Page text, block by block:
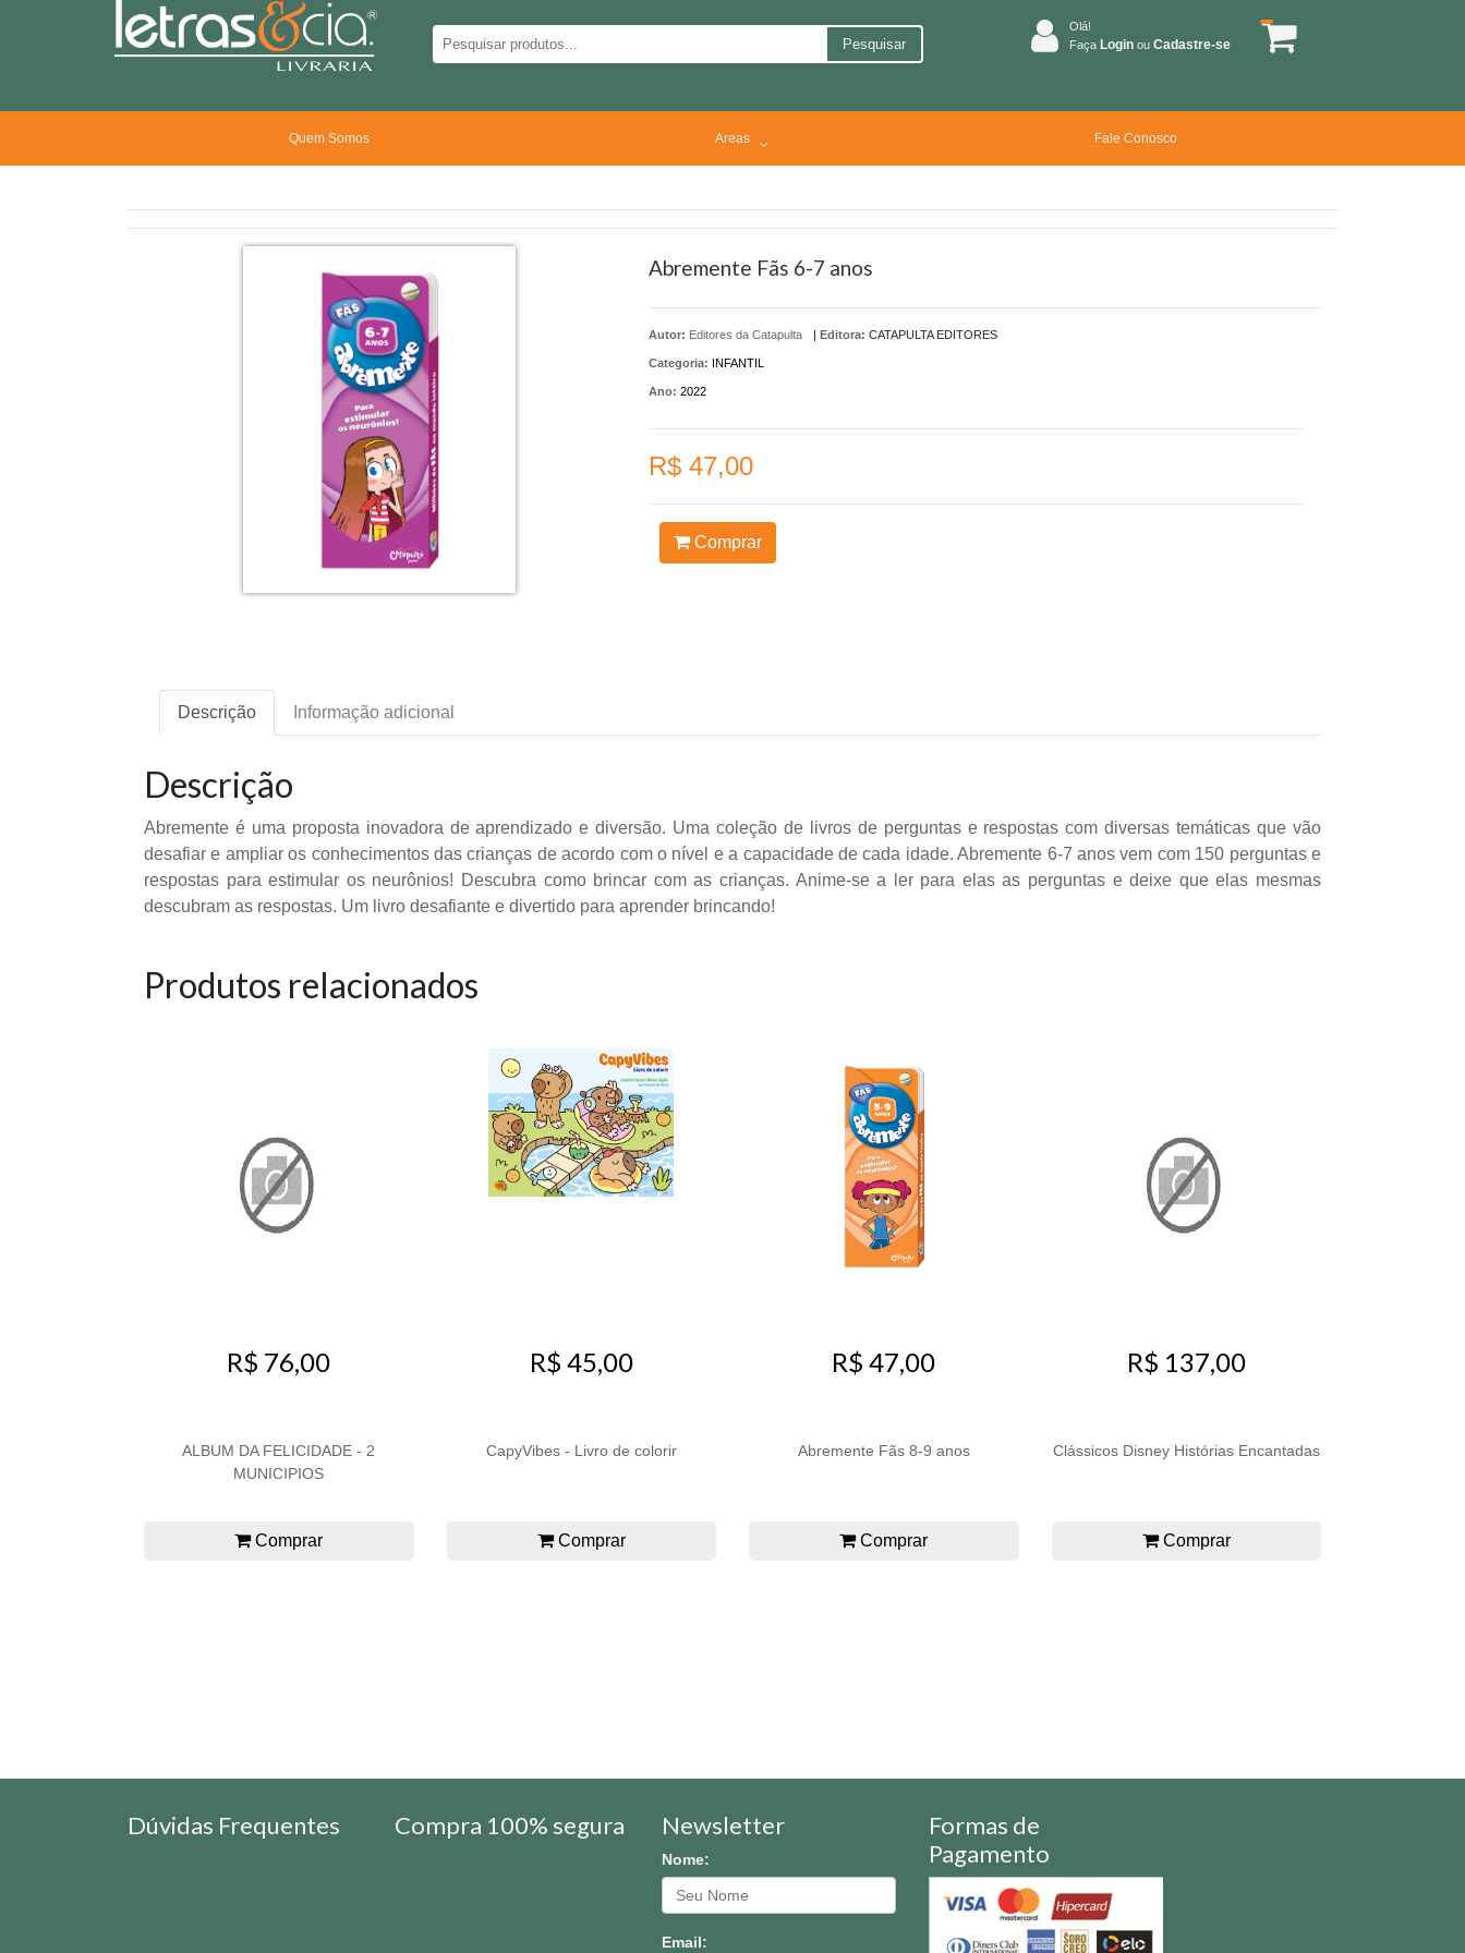
Pesquisar
Olá!
Faça Login ou Cadastre-se
Quem Somos Areas Fale Conosco
Abremente Fãs 6-7 anos
Autor: Editores da Catapulta | Editora: CATAPULTA EDITORES
Categoria: INFANTIL
Ano: 2022
R$ 47,00
Comprar
Descrição Informação adicional
Descrição
Abremente é uma proposta inovadora de aprendizado e diversão. Uma coleção de livros de perguntas e respostas com diversas temáticas que vão
desafiar e ampliar os conhecimentos das crianças de acordo com o nível e a capacidade de cada idade. Abremente 6-7 anos vem com 150 perguntas e
respostas para estimular os neurônios! Descubra como brincar com as crianças. Anime-se a ler para elas as perguntas e deixe que elas mesmas
descubram as respostas. Um livro desafiante e divertido para aprender brincando!
Produtos relacionados
R$ 76,00
ALBUM DA FELICIDADE - 2
MUNICIPIOS
Comprar
R$ 45,00
CapyVibes - Livro de colorir
Comprar
R$ 47,00
Abremente Fãs 8-9 anos
Comprar
R$ 137,00
Clássicos Disney Histórias Encantadas
Comprar
Dúvidas Frequentes Compra 100% segura Newsletter
Nome:
Email:
Formas de
Pagamento